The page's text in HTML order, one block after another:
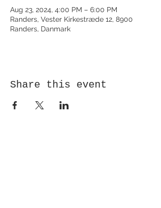
Aug 23, 2024, 4:00 PM – 6:00 PM
Randers, Vester Kirkestræde 12, 8900
Randers, Danmark
Share this event